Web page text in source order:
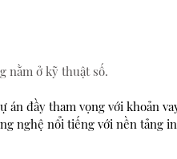
nằm ở kỹ thuật số.
đầy tham vọng với khoản
nghệ nổi tiếng với nền tảng